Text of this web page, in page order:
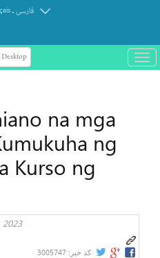
.فارسی
باز
و
na mga
ng
Kurso ng
2023
کد خبر: 3005747